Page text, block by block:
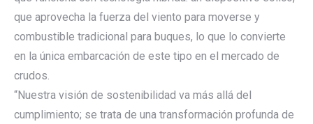
que aprovecha la fuerza del viento para moverse y
combustible tradicional para buques, lo que lo convierte
en la única embarcación de este tipo en el mercado de
crudos.
“Nuestra visión de sostenibilidad va más allá del
cumplimiento; se trata de una transformación profunda de